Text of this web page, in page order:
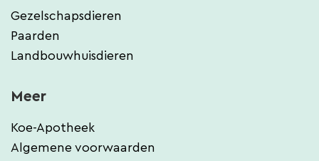
Gezelschapsdieren
Paarden
Landbouwhuisdieren
Meer
Koe-Apotheek
Algemene voorwaarden